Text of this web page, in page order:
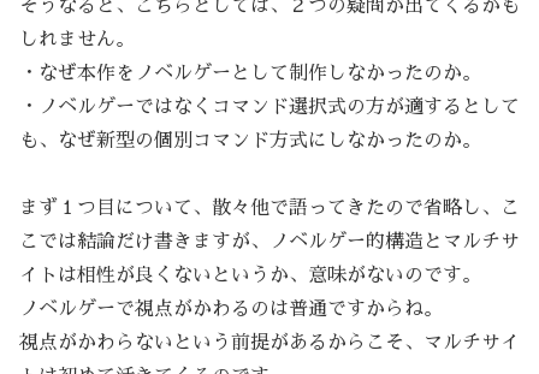
そうなると、こちらとしては、２つの疑問が出てくるかも
しれません。
・なぜ本作をノベルゲーとして制作しなかったのか。
・ノベルゲーではなくコマンド選択式の方が適するとして
も、なぜ新型の個別コマンド方式にしなかったのか。
まず１つ目について、散々他で語ってきたので省略し、こ
こでは結論だけ書きますが、ノベルゲー的構造とマルチサ
イトは相性が良くないというか、意味がないのです。
ノベルゲーで視点がかわるのは普通ですからね。
視点がかわらないという前提があるからこそ、マルチサイ